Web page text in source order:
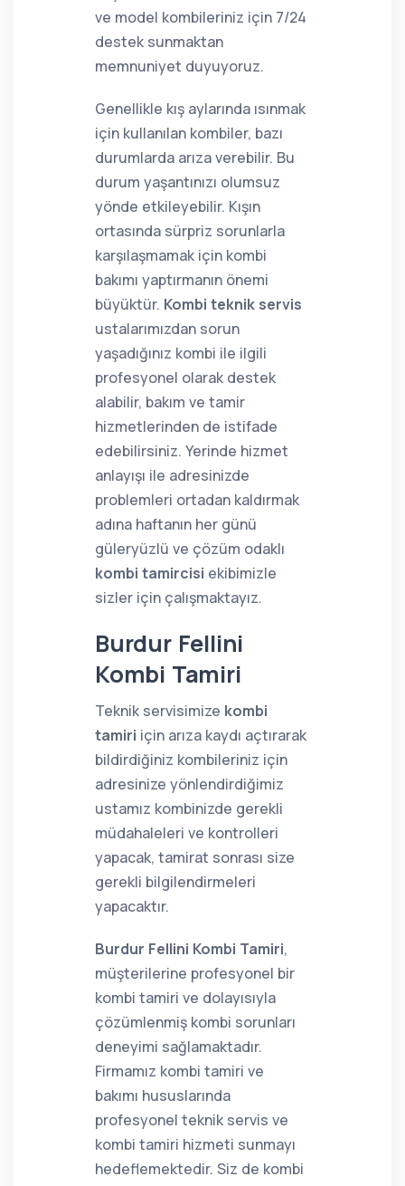
ve model kombileriniz için 7/24
destek sunmaktan
memnuniyet duyuyoruz.
Genellikle kış aylarında ısınmak
için kullanılan kombiler, bazı
durumlarda arıza verebilir. Bu
durum yaşantınızı olumsuz
yönde etkileyebilir. Kışın
ortasında sürpriz sorunlarla
karşılaşmamak için kombi
bakımı yaptırmanın önemi
büyüktür. Kombi teknik servis
ustalarımızdan sorun
yaşadığınız kombi ile ilgili
profesyonel olarak destek
alabilir, bakım ve tamir
hizmetlerinden de istifade
edebilirsiniz. Yerinde hizmet
anlayışı ile adresinizde
problemleri ortadan kaldırmak
adına haftanın her günü
güleryüzlü ve çözüm odaklı
kombi tamircisi ekibimizle
sizler için çalışmaktayız.
Burdur Fellini
Kombi Tamiri
Teknik servisimize kombi
tamiri için arıza kaydı açtırarak
bildirdiğiniz kombileriniz için
adresinize yönlendirdiğimiz
ustamız kombinizde gerekli
müdahaleleri ve kontrolleri
yapacak, tamirat sonrası size
gerekli bilgilendirmeleri
yapacaktır.
Burdur Fellini Kombi Tamiri,
müşterilerine profesyonel bir
kombi tamiri ve dolayısıyla
çözümlenmiş kombi sorunları
deneyimi sağlamaktadır.
Firmamız kombi tamiri ve
bakımı hususlarında
profesyonel teknik servis ve
kombi tamiri hizmeti sunmayı
hedeflemektedir. Siz de kombi